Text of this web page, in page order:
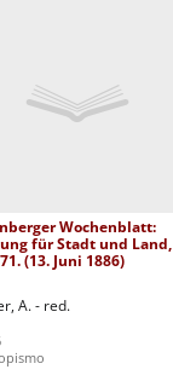
Wochenblatt:
für Stadt und Land,
(13. Juni 1886)
A. - red.